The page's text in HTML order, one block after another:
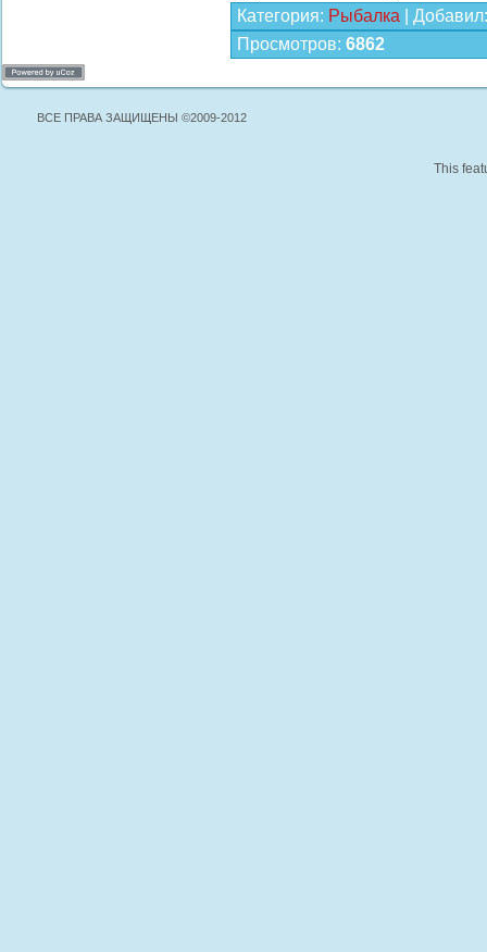
Категория: Рыбалка Добавил
Просмотров: 6862
ВСЕ ПРАВА ЗАЩИЩЕНЫ ©2009-2012
This